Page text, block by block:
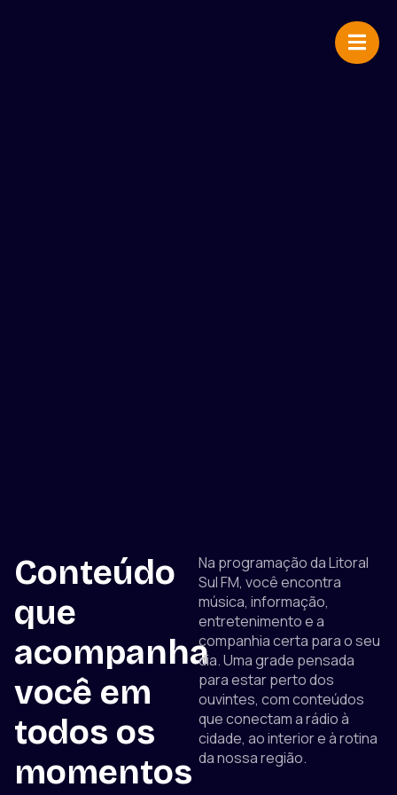
Conteúdo
que
acompanha
você em
todos os
momentos
Na programação da Litoral
Sul FM, você encontra
música, informação,
entretenimento e a
companhia certa para o seu
dia. Uma grade pensada
para estar perto dos
ouvintes, com conteúdos
que conectam a rádio à
cidade, ao interior e à rotina
da nossa região.